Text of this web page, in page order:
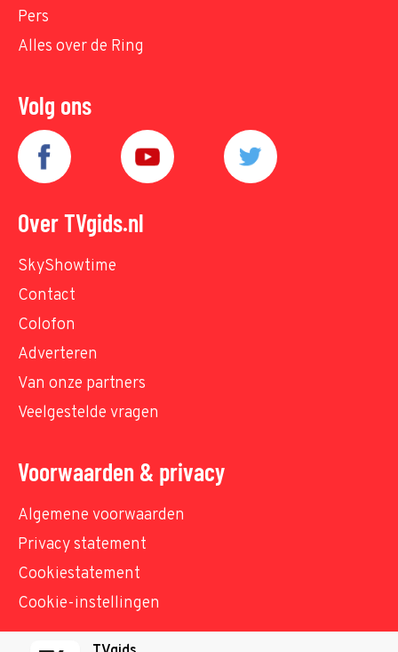
Pers
Alles over de Ring
Volg ons
Over TVgids.nl
SkyShowtime
Contact
Colofon
Adverteren
Van onze partners
Veelgestelde vragen
Voorwaarden & privacy
Algemene voorwaarden
Privacy statement
Cookiestatement
Cookie-instellingen